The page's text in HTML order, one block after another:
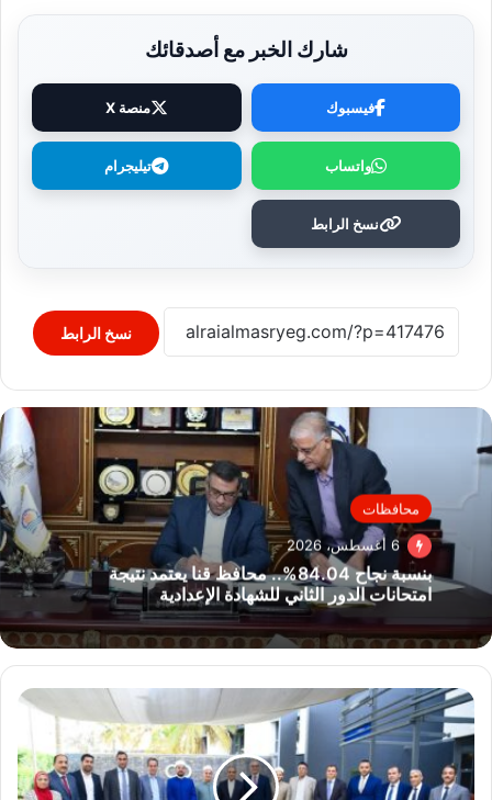
شارك الخبر مع أصدقائك
فيسبوك منصة X
واتساب تيليجرام
نسخ الرابط
نسخ الرابط
محافظات
6 أغسطس، 2026
بنسبة نجاح 84.04%.. محافظ قنا يعتمد نتيجة
امتحانات الدور الثاني للشهادة الإعدادية
وزير
الخارجية
والهجرة
يلتقي
بأعضاء